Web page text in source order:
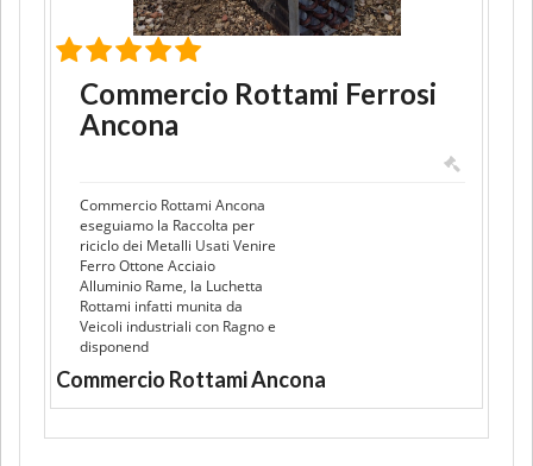
Commercio Rottami Ferrosi
Ancona
Commercio Rottami Ancona
eseguiamo la Raccolta per
riciclo dei Metalli Usati Venire
Ferro Ottone Acciaio
Alluminio Rame, la Luchetta
Rottami infatti munita da
Veicoli industriali con Ragno e
disponend
Commercio Rottami Ancona